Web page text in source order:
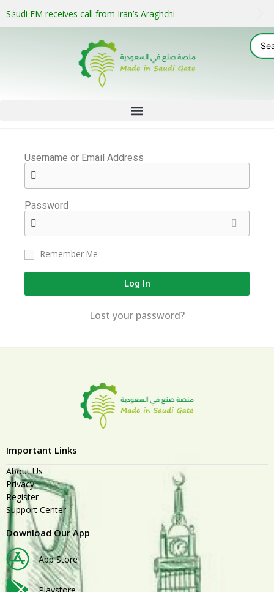
Saudi FM receives call from Iran’s Araghchi
Username or Email Address
Password
Remember Me
Log In
Lost your password?
Important Links
About Us
Privacy
Register
Support Center
Download Our App
App Store